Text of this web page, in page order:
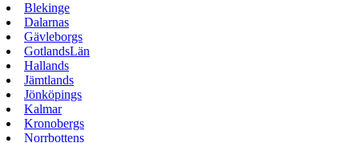
Blekinge
Dalarnas
Gävleborgs
GotlandsLän
Hallands
Jämtlands
Jönköpings
Kalmar
Kronobergs
Norrbottens